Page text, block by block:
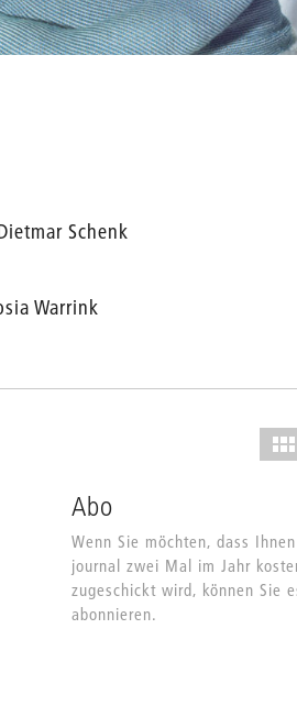
Schenk
Warrink
des
Abo
Wenn Sie möchten, dass
journal zwei Mal im Jahr
zugeschickt wird, können Sie
abonnieren.